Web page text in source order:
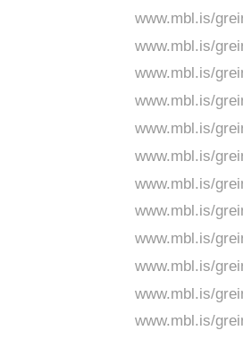
www.mbl.is/
www.mbl.is/
www.mbl.is/
www.mbl.is/
www.mbl.is/
www.mbl.is/
www.mbl.is/
www.mbl.is/
www.mbl.is/
www.mbl.is/
www.mbl.is/
www.mbl.is/